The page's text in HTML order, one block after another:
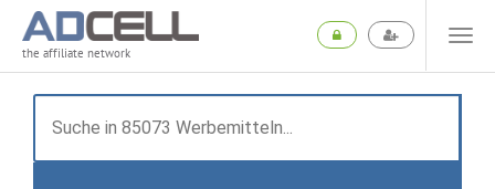
the affiliate network